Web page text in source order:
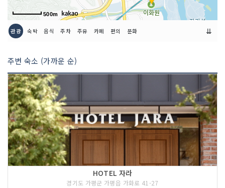
금연/흡연 여부 룸/흡연 가능
인허가번호
500m
관광 숙박 음식 주차 주유 카페 편의 문화 ⇊
주변 숙소 (가까운 순)
HOTEL 자라
경기도 가평군 가평읍 가화로 41-27